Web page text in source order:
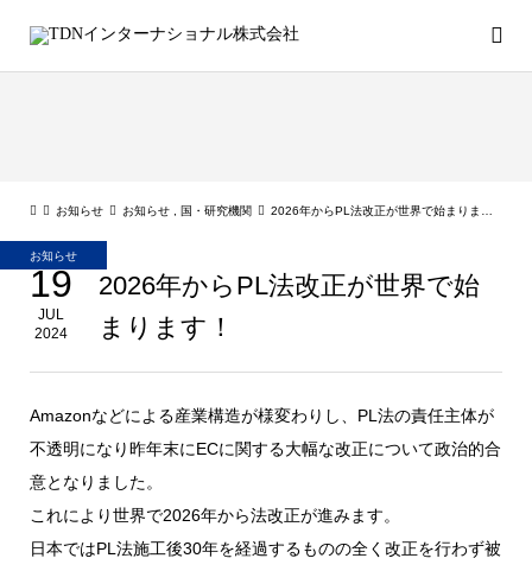
お知らせ お知らせ 国・研究機関 2026年からPL法改正が世界で始まります！
お知らせ
19
JUL
2024
2026年からPL法改正が世界で始
まります！
Amazonなどによる産業構造が様変わりし、PL法の責任主体が
不透明になり昨年末にECに関する大幅な改正について政治的合
意となりました。
これにより世界で2026年から法改正が進みます。
日本ではPL法施工後30年を経過するものの全く改正を行わず被